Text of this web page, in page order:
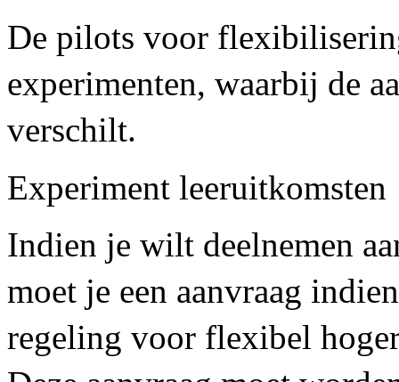
De pilots voor
experimenten, waarbij de
verschilt.
Experiment leeruitkomsten
Indien je wilt deelnemen
moet je een aanvraag
regeling voor flexibel